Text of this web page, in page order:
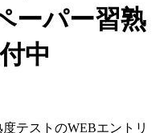
ーパー習熟
中
テストのWEBエントリ